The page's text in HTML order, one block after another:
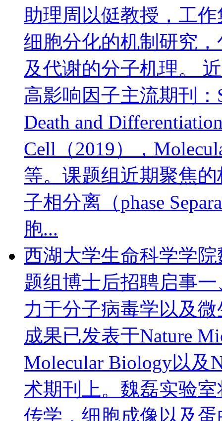
助理周以侹教授，工
细胞分化的机制研究
及代谢的分子机理。
高影响因子主流期刊：
Death and
Cell（2019），
等。课题组近期聚焦
子相分离（phase
胞...
西湖大学生命科学学
题组博士后招聘启事一
力于分子病毒学以及
成果已发表于Nature
Molecular Biology以及
术期刊上。魏磊实验
传学，细胞成像以及